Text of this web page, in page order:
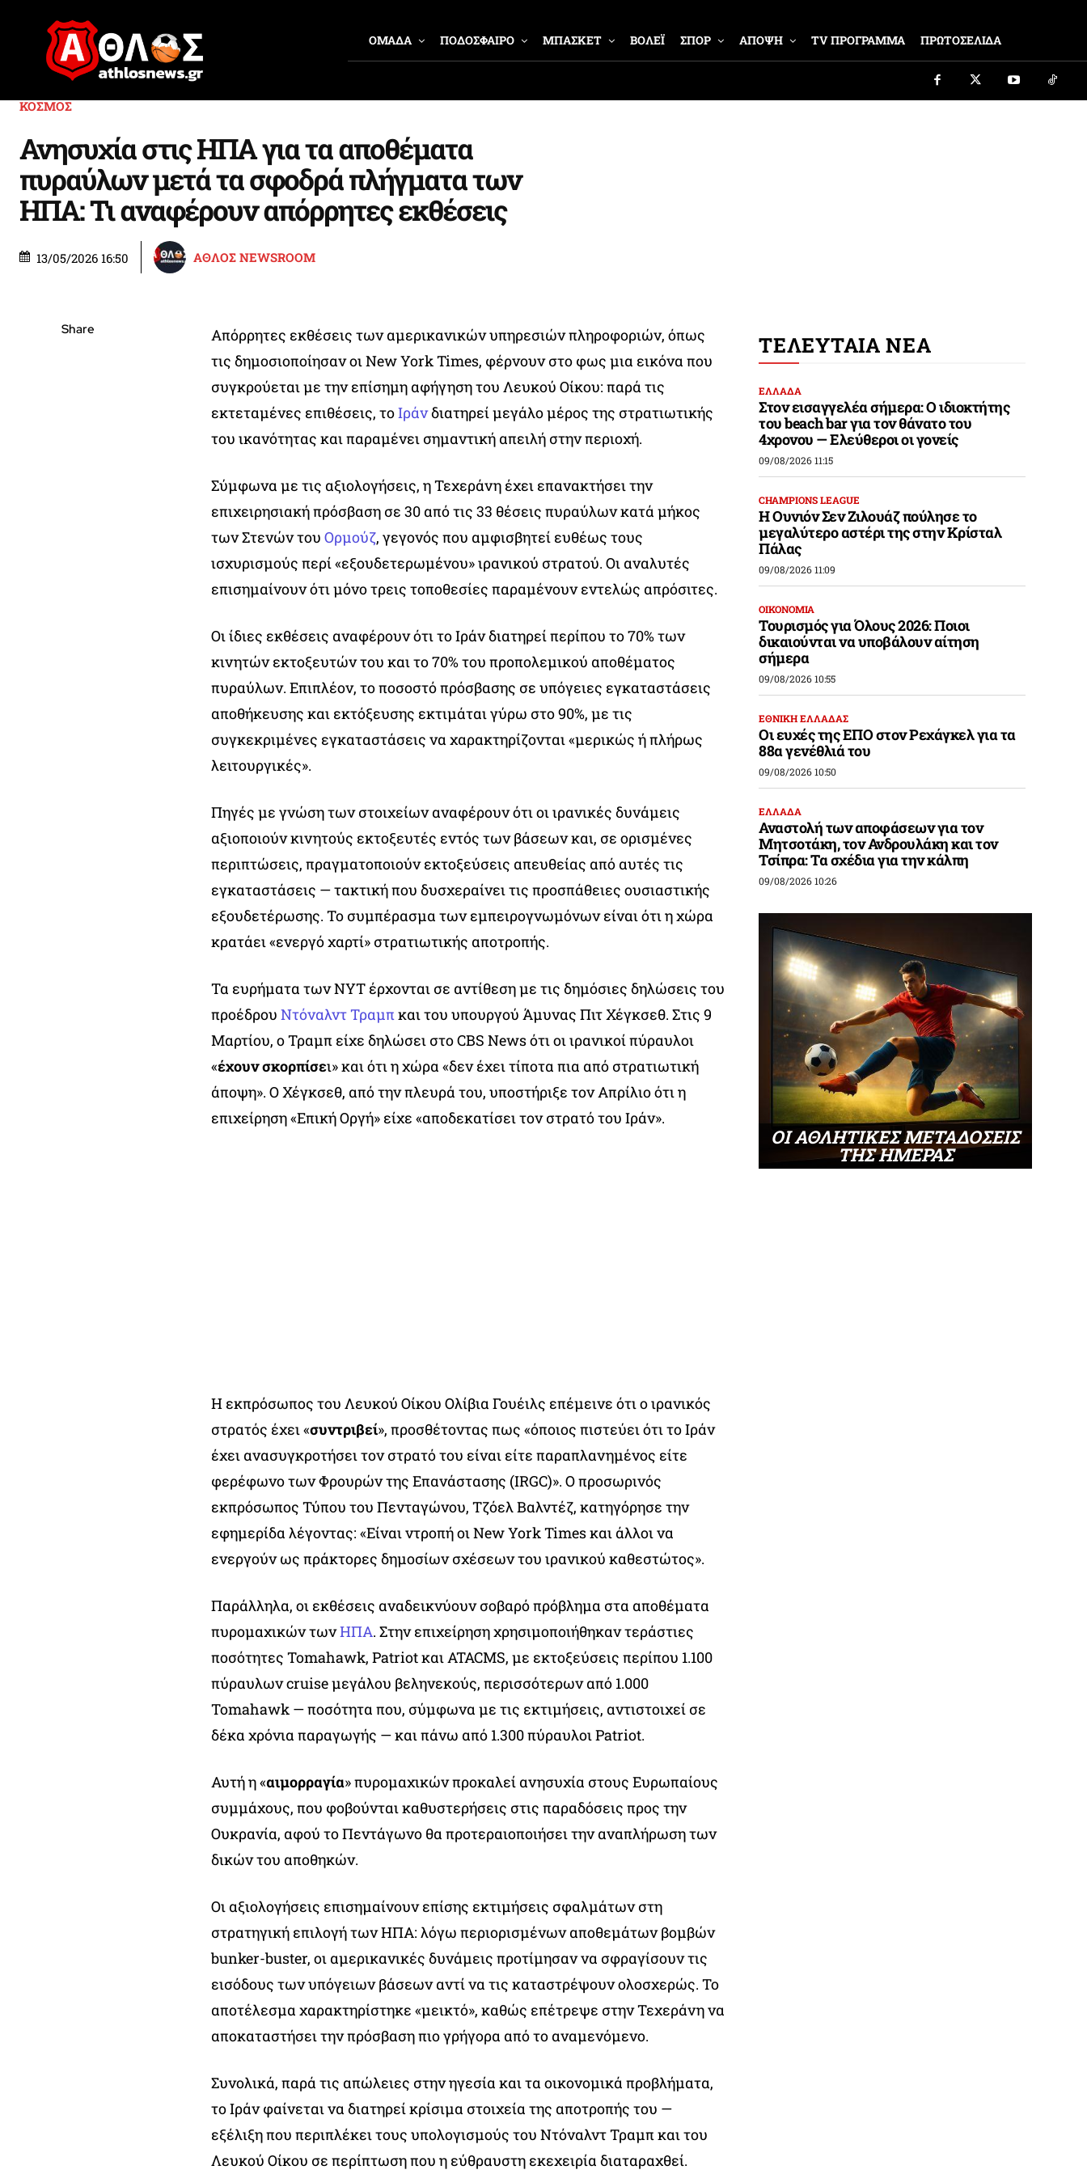
ΟΜΑΔΑ ΠΟΔΟΣΦΑΙΡΟ ΜΠΑΣΚΕΤ ΒΟΛΕΪ ΣΠΟΡ ΑΠΟΨΗ TV ΠΡΟΓΡΑΜΜΑ ΠΡΩΤΟΣΕΛΙΔΑ
ΚΟΣΜΟΣ
Ανησυχία στις ΗΠΑ για τα αποθέματα
πυραύλων μετά τα σφοδρά πλήγματα των
ΗΠΑ: Τι αναφέρουν απόρρητες εκθέσεις
13/05/2026 16:50 ΑΘΛΟΣ NEWSROOM
Share
Απόρρητες εκθέσεις των αμερικανικών υπηρεσιών πληροφοριών, όπως
τις δημοσιοποίησαν οι New York Times, φέρνουν στο φως μια εικόνα που
συγκρούεται με την επίσημη αφήγηση του Λευκού Οίκου: παρά τις
εκτεταμένες επιθέσεις, τοΙράνδιατηρεί μεγάλο μέρος της στρατιωτικής
του ικανότητας και παραμένει σημαντική απειλή στην περιοχή.
Σύμφωνα με τις αξιολογήσεις, η Τεχεράνη έχει επανακτήσει την
επιχειρησιακή πρόσβαση σε 30 από τις 33 θέσεις πυραύλων κατά μήκος
των Στενών του Ορμούζ, γεγονός που αμφισβητεί ευθέως τους
ισχυρισμούς περί «εξουδετερωμένου» ιρανικού στρατού. Οι αναλυτές
επισημαίνουν ότι μόνο τρεις τοποθεσίες παραμένουν εντελώς απρόσιτες.
Οι ίδιες εκθέσεις αναφέρουν ότι το Ιράν διατηρεί περίπου το 70% των
κινητών εκτοξευτών του και το 70% του προπολεμικού αποθέματος
πυραύλων. Επιπλέον, το ποσοστό πρόσβασης σε υπόγειες εγκαταστάσεις
αποθήκευσης και εκτόξευσης εκτιμάται γύρω στο 90%, με τις
συγκεκριμένες εγκαταστάσεις να χαρακτηρίζονται «μερικώς ή πλήρως
λειτουργικές».
Πηγές με γνώση των στοιχείων αναφέρουν ότι οι ιρανικές δυνάμεις
αξιοποιούν κινητούς εκτοξευτές εντός των βάσεων και, σε ορισμένες
περιπτώσεις, πραγματοποιούν εκτοξεύσεις απευθείας από αυτές τις
εγκαταστάσεις — τακτική που δυσχεραίνει τις προσπάθειες ουσιαστικής
εξουδετέρωσης. Το συμπέρασμα των εμπειρογνωμόνων είναι ότι η χώρα
κρατάει «ενεργό χαρτί» στρατιωτικής αποτροπής.
Τα ευρήματα των NYT έρχονται σε αντίθεση με τις δημόσιες δηλώσεις του
προέδρου Ντόναλντ Τραμπκαι του υπουργού Άμυνας Πιτ Χέγκσεθ. Στις 9
Μαρτίου, ο Τραμπ είχε δηλώσει στο CBS News ότι οι ιρανικοί πύραυλοι
«έχουν σκορπίσει» και ότι η χώρα «δεν έχει τίποτα πια από στρατιωτική
άποψη». Ο Χέγκσεθ, από την πλευρά του, υποστήριξε τον Απρίλιο ότι η
επιχείρηση «Επική Οργή» είχε «αποδεκατίσει τον στρατό του Ιράν».
Η εκπρόσωπος του Λευκού Οίκου Ολίβια Γουέιλς επέμεινε ότι ο ιρανικός
στρατός έχει «συντριβεί», προσθέτοντας πως «όποιος πιστεύει ότι το Ιράν
έχει ανασυγκροτήσει τον στρατό του είναι είτε παραπλανημένος είτε
φερέφωνο των Φρουρών της Επανάστασης (IRGC)». Ο προσωρινός
εκπρόσωπος Τύπου του Πενταγώνου, Τζόελ Βαλντέζ, κατηγόρησε την
εφημερίδα λέγοντας: «Είναι ντροπή οι New York Times και άλλοι να
ενεργούν ως πράκτορες δημοσίων σχέσεων του ιρανικού καθεστώτος».
Παράλληλα, οι εκθέσεις αναδεικνύουν σοβαρό πρόβλημα στα αποθέματα
πυρομαχικών τωνΗΠΑ. Στην επιχείρηση χρησιμοποιήθηκαν τεράστιες
ποσότητες Tomahawk, Patriot και ATACMS, με εκτοξεύσεις περίπου 1.100
πύραυλων cruise μεγάλου βεληνεκούς, περισσότερων από 1.000
Tomahawk — ποσότητα που, σύμφωνα με τις εκτιμήσεις, αντιστοιχεί σε
δέκα χρόνια παραγωγής — και πάνω από 1.300 πύραυλοι Patriot.
Αυτή η «αιμορραγία» πυρομαχικών προκαλεί ανησυχία στους Ευρωπαίους
συμμάχους, που φοβούνται καθυστερήσεις στις παραδόσεις προς την
Ουκρανία, αφού το Πεντάγωνο θα προτεραιοποιήσει την αναπλήρωση των
δικών του αποθηκών.
Οι αξιολογήσεις επισημαίνουν επίσης εκτιμήσεις σφαλμάτων στη
στρατηγική επιλογή των ΗΠΑ: λόγω περιορισμένων αποθεμάτων βομβών
bunker-buster, οι αμερικανικές δυνάμεις προτίμησαν να σφραγίσουν τις
εισόδους των υπόγειων βάσεων αντί να τις καταστρέψουν ολοσχερώς. Το
αποτέλεσμα χαρακτηρίστηκε «μεικτό», καθώς επέτρεψε στην Τεχεράνη να
αποκαταστήσει την πρόσβαση πιο γρήγορα από το αναμενόμενο.
Συνολικά, παρά τις απώλειες στην ηγεσία και τα οικονομικά προβλήματα,
το Ιράν φαίνεται να διατηρεί κρίσιμα στοιχεία της αποτροπής του —
εξέλιξη που περιπλέκει τους υπολογισμούς του Ντόναλντ Τραμπ και του
Λευκού Οίκου σε περίπτωση που η εύθραυστη εκεχειρία διαταραχθεί.
ΤΕΛΕΥΤΑΙΑ ΝΕΑ
ΕΛΛΑΔΑ
Στον εισαγγελέα σήμερα: Ο ιδιοκτήτης
του beach bar για τον θάνατο του
4χρονου — Ελεύθεροι οι γονείς
09/08/2026 11:15
CHAMPIONS LEAGUE
Η Ουνιόν Σεν Ζιλουάζ πούλησε το
μεγαλύτερο αστέρι της στην Κρίσταλ
Πάλας
09/08/2026 11:09
ΟΙΚΟΝΟΜΙΑ
Τουρισμός για Όλους 2026: Ποιοι
δικαιούνται να υποβάλουν αίτηση
σήμερα
09/08/2026 10:55
ΕΘΝΙΚΗ ΕΛΛΑΔΑΣ
Οι ευχές της ΕΠΟ στον Ρεχάγκελ για τα
88α γενέθλιά του
09/08/2026 10:50
ΕΛΛΑΔΑ
Αναστολή των αποφάσεων για τον
Μητσοτάκη, τον Ανδρουλάκη και τον
Τσίπρα: Τα σχέδια για την κάλπη
09/08/2026 10:26
ΟΙ ΑΘΛΗΤΙΚΕΣ ΜΕΤΑΔΟΣΕΙΣ
ΤΗΣ ΗΜΕΡΑΣ